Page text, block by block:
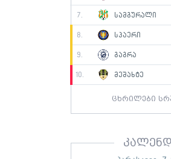
7. სამგურალი
8. სპაერი
9. გაგრა
10. მეშახტე
ცხრილები